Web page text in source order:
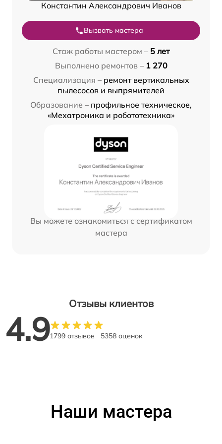
Константин Александрович Иванов
Вызвать мастера
Стаж работы мастером – 5 лет
Выполнено ремонтов – 1 270
Специализация – ремонт вертикальных
пылесосов и выпрямителей
Образование – профильное техническое,
«Мехатроника и робототехника»
Вы можете ознакомиться с сертификатом
мастера
Отзывы клиентов
4.91799 отзывов 5358 оценок
Наши мастера